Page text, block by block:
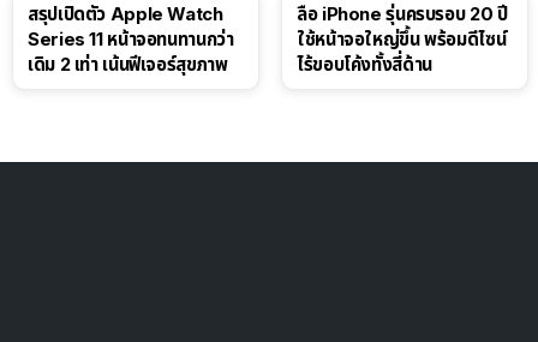
สรุปเปิดตัว Apple Watch
Series 11 หน้าจอทนทานกว่า
เดิม 2 เท่า เน้นฟีเจอร์สุขภาพ
ลือ iPhone รุ่นครบรอบ 20 ปี
ใช้หน้าจอใหญ่ขึ้น พร้อมดีไซน์
ไร้ขอบโค้งทั้งสี่ด้าน